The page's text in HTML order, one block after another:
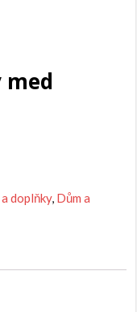
med
doplňky, Dům a